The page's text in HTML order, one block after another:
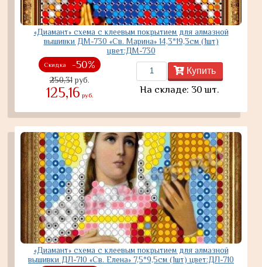
«Диамант» схема с клеевым покрытием для алмазной
вышивки ДМ-730 «Св. Марина» 14,3*19,3см (1шт)
цвет:ДМ-730
Скидка -50%
250,31руб.
125,16 руб.
Купить
На складе: 30 шт.
«Диамант» схема с клеевым покрытием для алмазной
вышивки ДЛ-710 «Св. Елена» 7,5*9,5см (1шт) цвет:ДЛ-710